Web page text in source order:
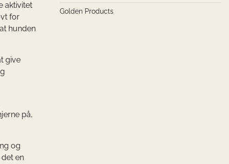
aktivitet
for
hunden
give
på,
og
en
Golden Products